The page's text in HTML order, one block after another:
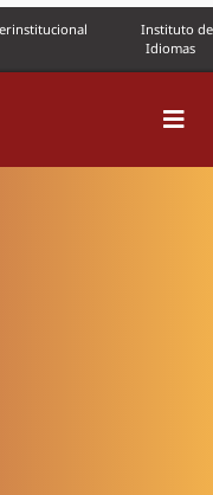
Instituto de
Idiomas